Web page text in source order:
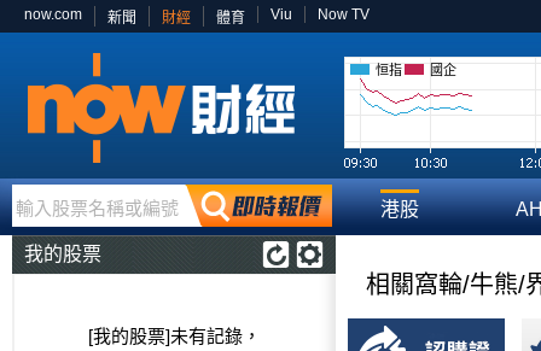
now.com 新聞 財經 體育 Viu Now TV
恒指 國企
輸入股票名稱或編號 港股
我的股票
[我的股票]未有記錄，
相關窩輪/牛熊/